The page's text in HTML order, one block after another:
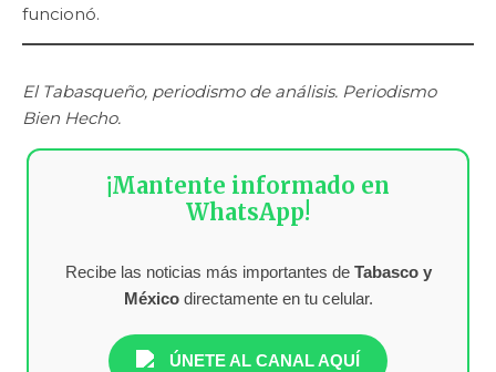
funcionó.
El Tabasqueño, periodismo de análisis. Periodismo
Bien Hecho.
¡Mantente informado en
WhatsApp!
Recibe las noticias más importantes de Tabasco y
Méxicodirectamente en tu celular.
ÚNETE AL CANAL AQUÍ